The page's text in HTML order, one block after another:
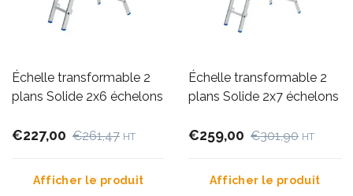
Échelle transformable 2
plans Solide 2x6 échelons
€227,00 €261,47 HT
Afficher le produit
Échelle transformable 2
plans Solide 2x7 échelons
€259,00 €301,90 HT
Afficher le produit